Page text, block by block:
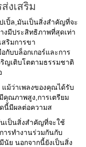
งเสริม
เปิ้ล,มันเป็นสิ่งสำคัญที่จะ
งมีประสิทธิภาพที่สุดเท่า
ริมการขา
กับบล็อกเกอร์และการ
ญเติบโตตามธรรมชาติ
ม้ว่าเพลงของคุณได้รับ
คุณภาพสูง,การเตรียม
นี้มีผลต่อความส
นเป็นสิ่งสำคัญที่จะใช้
ารทำงานร่วมกันกับ
ย นอกจากนี้ยังเป็นสิ่ง